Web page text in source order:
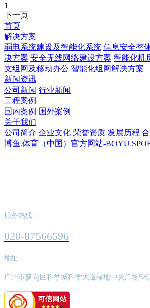
1
下一页
首页
解决方案
弱电系统建设及智能化系统 信息安全整
决方案 安全无线网络建设方案 智能化机
支组网及移动办公 智能化组网解决方案
新闻资讯
公司新闻 行业新闻
工程案例
国内案例 国外案例
关于我们
公司简介 企业文化 荣誉资质 发展历程
博鱼.体育（中国）官方网站-BOYU
服务热线：
020-87566596
地址：
广州市萝岗区科学城科学大道绿地中央广场E